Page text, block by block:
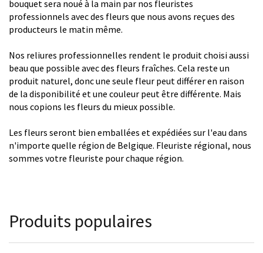
bouquet sera noué à la main par nos fleuristes
professionnels avec des fleurs que nous avons reçues des
producteurs le matin même.
Nos reliures professionnelles rendent le produit choisi aussi
beau que possible avec des fleurs fraîches. Cela reste un
produit naturel, donc une seule fleur peut différer en raison
de la disponibilité et une couleur peut être différente. Mais
nous copions les fleurs du mieux possible.
Les fleurs seront bien emballées et expédiées sur l'eau dans
n'importe quelle région de Belgique. Fleuriste régional, nous
sommes votre fleuriste pour chaque région.
Produits populaires